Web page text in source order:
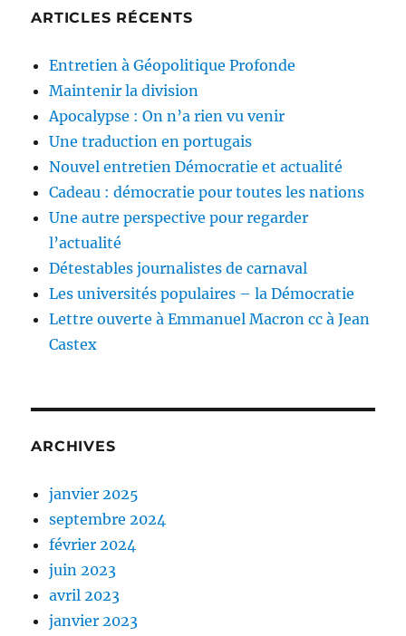
ARTICLES RÉCENTS
Entretien à Géopolitique Profonde
Maintenir la division
Apocalypse : On n’a rien vu venir
Une traduction en portugais
Nouvel entretien Démocratie et actualité
Cadeau : démocratie pour toutes les nations
Une autre perspective pour regarder
l’actualité
Détestables journalistes de carnaval
Les universités populaires – la Démocratie
Lettre ouverte à Emmanuel Macron cc à Jean
Castex
ARCHIVES
janvier 2025
septembre 2024
février 2024
juin 2023
avril 2023
janvier 2023